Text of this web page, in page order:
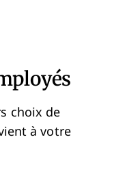
choix de
à votre